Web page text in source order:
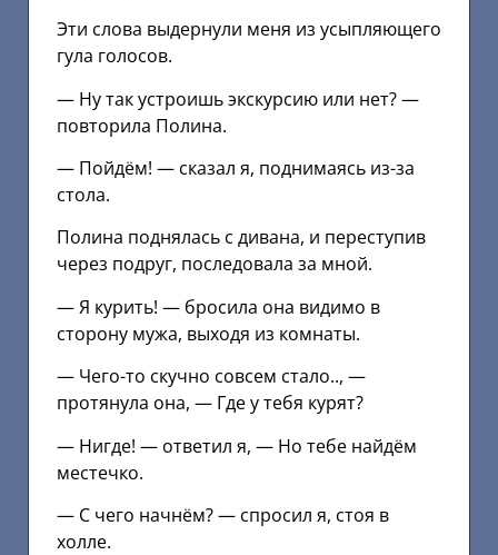
Эти слова выдернули меня из усыпляющего
гула голосов.
— Ну так устроишь экскурсию или нет? —
повторила Полина.
— Пойдём! — сказал я, поднимаясь из-за
стола.
Полина поднялась с дивана, и переступив
через подруг, последовала за мной.
— Я курить! — бросила она видимо в
сторону мужа, выходя из комнаты.
— Чего-то скучно совсем стало.., —
протянула она, — Где у тебя курят?
— Нигде! — ответил я, — Но тебе найдём
местечко.
— С чего начнём? — спросил я, стоя в
холле.